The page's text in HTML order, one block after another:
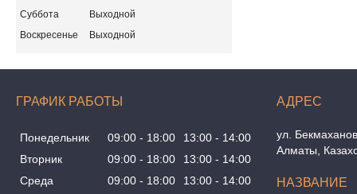
Суббота
Выходной
Воскресенье
Выходной
ГРАФИК РАБОТЫ
Понедельник 09:00 18:00 13:00
14:00
Вторник
09:00 18:00 13:00
14:00
Среда
09:00 18:00 13:00
14:00
ул.
Алматы,